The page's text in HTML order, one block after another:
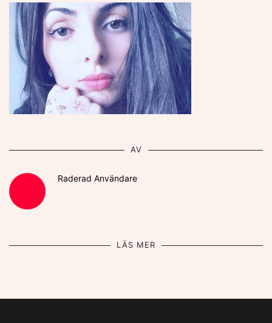
AV
Raderad Användare
LÄS MER